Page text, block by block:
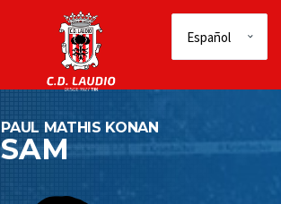
PAUL MATHIS KONAN
SAM